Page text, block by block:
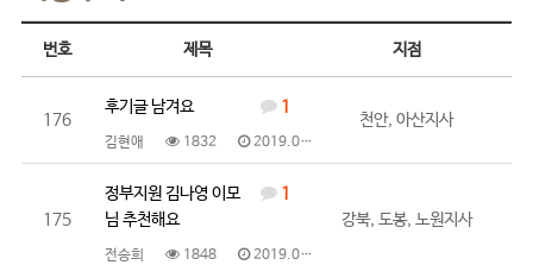
번호 제목 지점
176
1
후기글 남겨요
김현애 1832 2019.05.23
천안, 아산지사
175
1
정부지원 김나영 이모
님 추천해요
전승희 1848 2019.05.23
강북, 도봉, 노원지사